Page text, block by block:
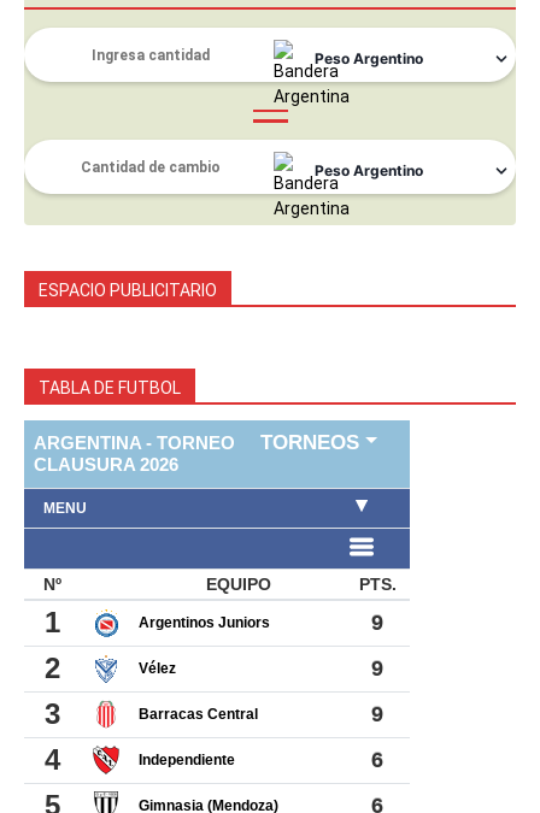
ESPACIO PUBLICITARIO
TABLA DE FUTBOL